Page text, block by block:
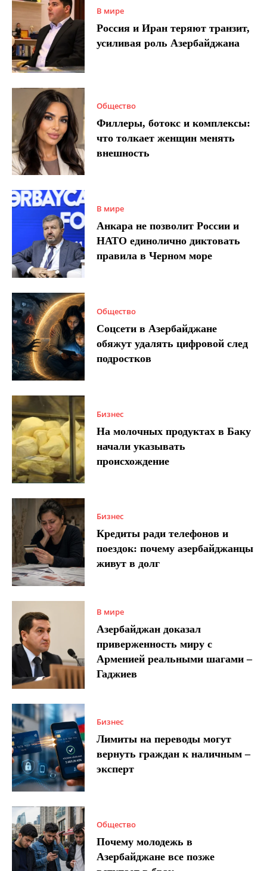
В мире
Россия и Иран теряют транзит,
усиливая роль Азербайджана
Общество
Филлеры, ботокс и комплексы:
что толкает женщин менять
внешность
В мире
Анкара не позволит России и
НАТО единолично диктовать
правила в Черном море
Общество
Соцсети в Азербайджане
обяжут удалять цифровой след
подростков
Бизнес
На молочных продуктах в Баку
начали указывать
происхождение
Бизнес
Кредиты ради телефонов и
поездок: почему азербайджанцы
живут в долг
В мире
Азербайджан доказал
приверженность миру с
Арменией реальными шагами –
Гаджиев
Бизнес
Лимиты на переводы могут
вернуть граждан к наличным –
эксперт
Общество
Почему молодежь в
Азербайджане все позже